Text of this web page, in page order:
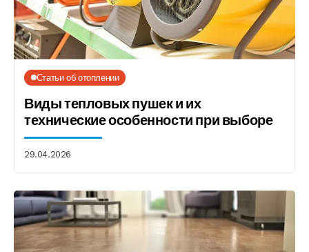
Статьи об отоплении
Виды тепловых пушек и их
технические особенности при выборе
29.04.2026